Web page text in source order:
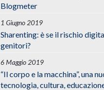
Blogmeter
1 Giugno 2019
Sharenting: è se il rischio
genitori?
6 Maggio 2019
“Il corpo e la macchina”, una
tecnologia, cultura,